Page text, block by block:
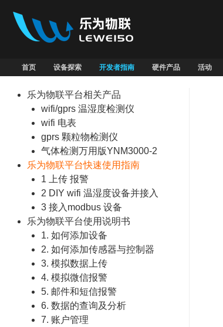
首页 设备探索 开发者指南 硬件产品 活动
乐为物联平台相关产品
wifi/gprs 温湿度检测仪
wifi 电表
gprs 颗粒物检测仪
气体检测万用版YNM3000-2
乐为物联平台快速使用指南
1 上传 报警
2 DIY wifi 温湿度设备并接入
3 接入modbus 设备
乐为物联平台使用说明书
1. 如何添加设备
2. 如何添加传感器与控制器
3. 模拟数据上传
4. 模拟微信报警
5. 邮件和短信报警
6. 数据的查询及分析
7. 账户管理